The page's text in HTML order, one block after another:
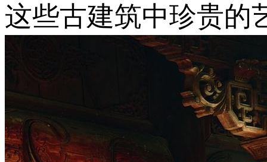
这些古建筑中珍贵的